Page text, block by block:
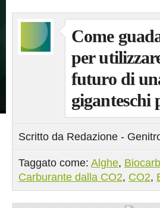
Come
per
futuro di
giganteschi
Scritto da Redazione -
Taggato come: Alghe,
Carburante dalla CO2, CO2,